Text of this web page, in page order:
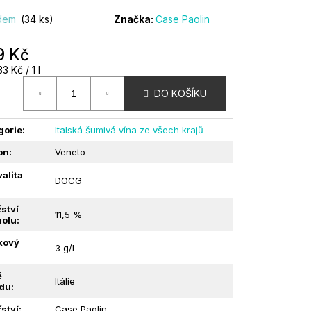
(34 ks) Značka: Case Paolin
Kč
Kč / 1 l
DO KOŠÍKU
:
Italská šumivá vína ze všech krajů
: Veneto
DOCG
: 11,5 %
3 g/l
: Itálie
:
Case Paolin